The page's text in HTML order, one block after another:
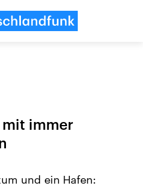
immer
und ein Hafen: